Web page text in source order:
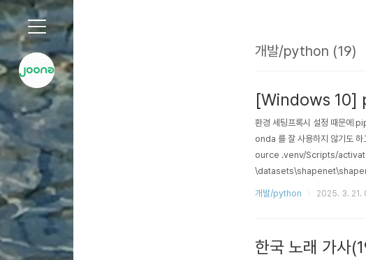
'개발/python' 카테고리의 글 목록
개발/python (19)
[Windows 10]
환경 세팅프록시 설정 때문에
onda 를 잘 사용하지 않기도
ource .venv/Scripts/
개발/python 2025. 3. 21.
한국 노래 가사